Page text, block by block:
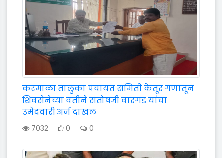
करमाळा तालुका पंचायत समिती केतूर गणातून
शिवसेनेच्या वतीने संतोषजी वारगड यांचा
उमेदवारी अर्ज दाखल
7032 0 0